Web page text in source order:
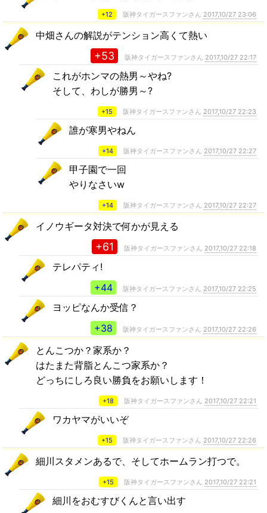
+12 阪神タイガースファンさん 2017,10/27 23:06
中畑さんの解説がテンション高くて熱い
+53 阪神タイガースファンさん 2017,10/27 22:17
これがホンマの熱男～やね?
そして、わしが勝男～?
+15 阪神タイガースファンさん 2017,10/27 22:23
誰が寒男やねん
+14 阪神タイガースファンさん 2017,10/27 22:27
甲子園で一回
やりなさいw
+14 阪神タイガースファンさん 2017,10/27 22:27
イノウギータ対決で何かが見える
+61 阪神タイガースファンさん 2017,10/27 22:18
テレパティ!
+44
阪神タイガースファンさん 2017,10/27 22:25
ヨッピなんか受信？
+38
阪神タイガースファンさん 2017,10/27 22:26
とんこつか？家系か？
はたまた背脂とんこつ家系か？
どっちにしろ良い勝負をお願いします！
+18 阪神タイガースファンさん 2017,10/27 22:21
ワカヤマがいいぞ
+15 阪神タイガースファンさん 2017,10/27 22:26
細川スタメンあるで、そしてホームラン打つで。
+15 阪神タイガースファンさん 2017,10/27 22:21
細川をおむすびくんと言い出す